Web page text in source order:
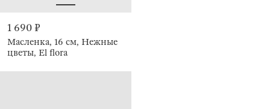
1 690 ₽
Масленка, 16 см, Нежные
цветы, El flora